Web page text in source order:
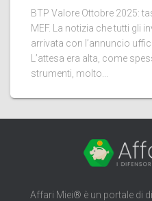
BTP Valore Ottobre 2025:
MEF. La notizia che tutti gli
arrivata con l’annuncio
L’attesa era alta, come
strumenti, molto...
Affari Miei® è un portale di